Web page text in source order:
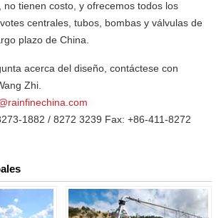
no tienen costo, y ofrecemos todos los
centrales, tubos, bombas y válvulas de
plazo de China.
acerca del diseño, contáctese con
Zhi.
1882 / 8272 3239 Fax: +86-411-8272